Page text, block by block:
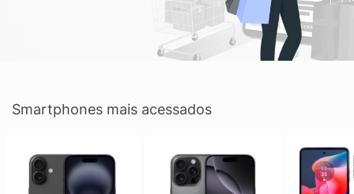
Smartphones mais acessados